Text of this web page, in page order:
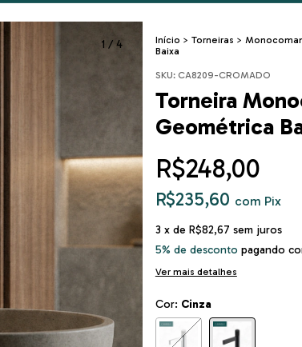
1 / 4 Início > Torneiras >
Baixa
SKU: CA8209-CROMADO
Torneira
Geométrica
R$248,00
R$235,60 com Pix
3 x de R$82,67 sem juros
5% de desconto pagando
Ver mais detalhes
Cor: Cinza